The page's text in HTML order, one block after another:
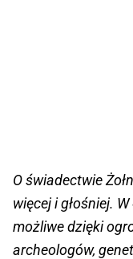
O świadectwie
więcej i głośniej.
możliwe dzięki
archeologów,